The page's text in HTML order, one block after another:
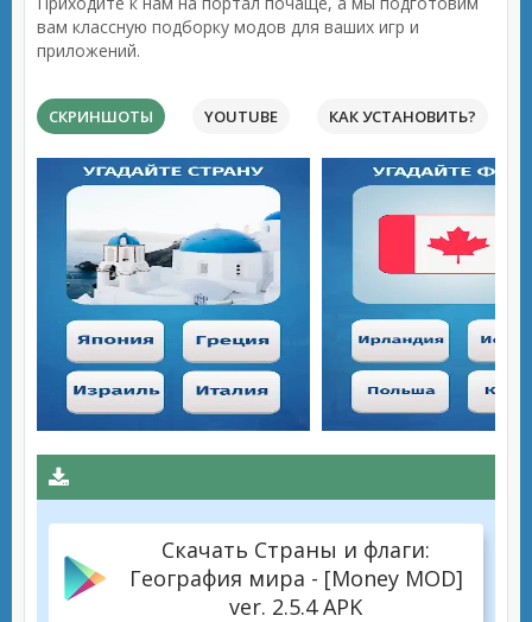
вам классную подборку модов для ваших игр и
приложений.
СКРИНШОТЫ YOUTUBE КАК УСТАНОВИТЬ?
Скачать Страны и флаги:
География мира - [Money MOD]
ver. 2.5.4 APK